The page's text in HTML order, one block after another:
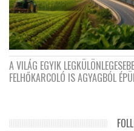
A VILÁG EGYIK
FELHŐKARCOLÓ IS AGYAGBÓL